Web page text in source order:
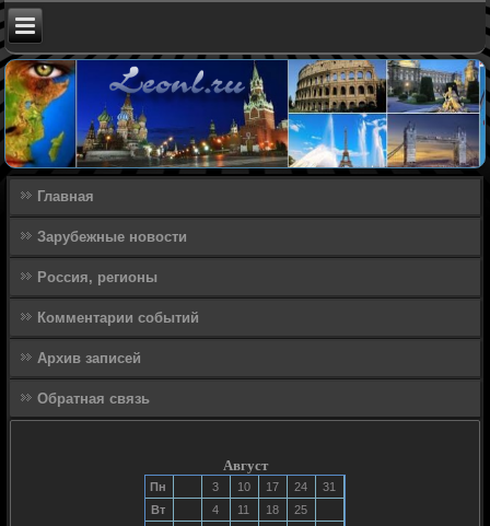
Главная
Зарубежные новости
Россия, регионы
Комментарии событий
Архив записей
Обратная связь
Август
Пн 3 10 17 24
31
Вт
4 11 18
25